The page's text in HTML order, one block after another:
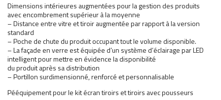
Dimensions intérieures augmentées pour la gestion des produits
avec encombrement supérieur à la moyenne
– Distance entre vitre et tiroir augmentée par rapport à la version
standard
– Poche de chute du produit occupant tout le volume disponible.
– La façade en verre est équipée d’un système d’éclairage par LED
intelligent pour mettre en évidence la disponibilité
du produit après sa distribution
– Portillon surdimensionné, renforcé et personnalisable
Pééquipement pour le kit écran tiroirs et tiroirs avec pousseurs